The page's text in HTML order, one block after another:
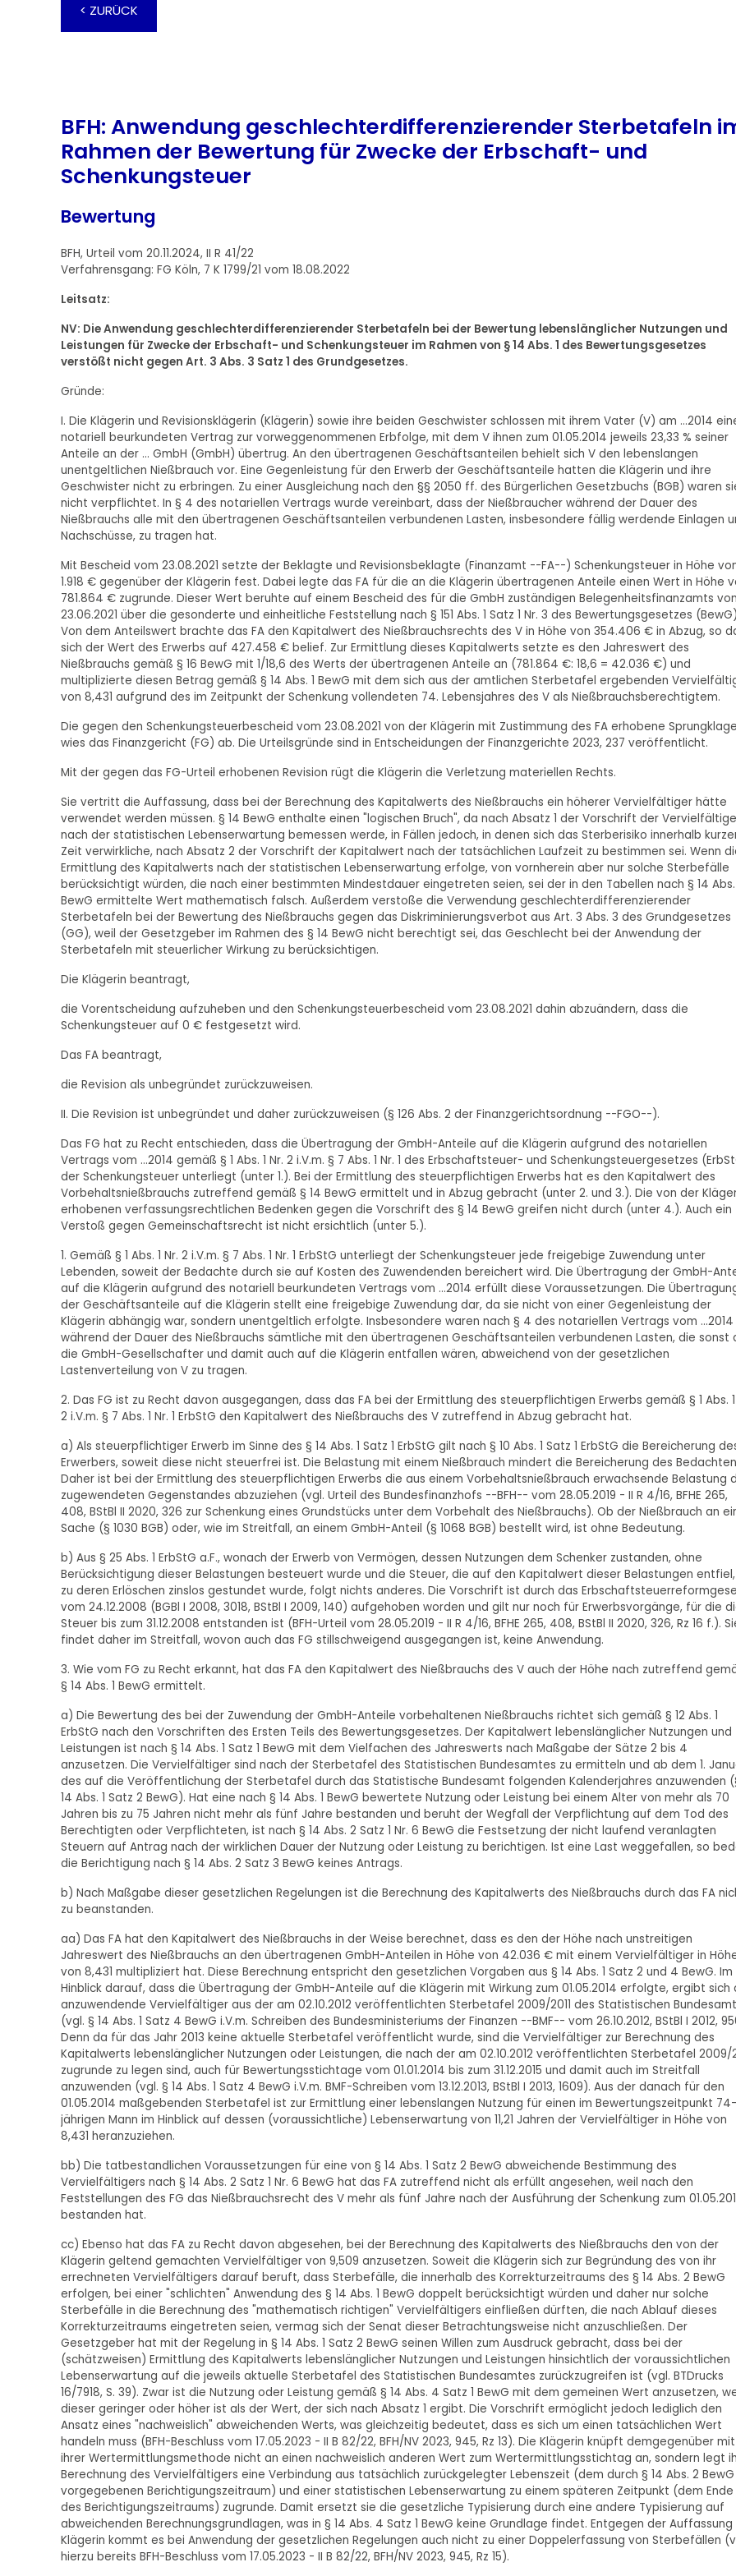
< ZURÜCK
BFH: Anwendung geschlechterdifferenzierender Sterbetafeln
Rahmen der Bewertung für Zwecke der Erbschaft- und
Schenkungsteuer
Bewertung
BFH, Urteil vom 20.11.2024, II R 41/22
Verfahrensgang: FG Köln, 7 K 1799/21 vom 18.08.2022
Leitsatz:
NV: Die Anwendung geschlechterdifferenzierender Sterbetafeln bei der Bewertung lebenslänglicher Nutzungen und
Leistungen für Zwecke der Erbschaft- und Schenkungsteuer im Rahmen von § 14 Abs. 1 des Bewertungsgesetzes
verstößt nicht gegen Art. 3 Abs. 3 Satz 1 des Grundgesetzes.
Gründe:
I. Die Klägerin und Revisionsklägerin (Klägerin) sowie ihre beiden Geschwister schlossen mit ihrem Vater (V) am ...2014
notariell beurkundeten Vertrag zur vorweggenommenen Erbfolge, mit dem V ihnen zum 01.05.2014 jeweils 23,33 % seiner
Anteile an der ... GmbH (GmbH) übertrug. An den übertragenen Geschäftsanteilen behielt sich V den lebenslangen
unentgeltlichen Nießbrauch vor. Eine Gegenleistung für den Erwerb der Geschäftsanteile hatten die Klägerin und ihre
Geschwister nicht zu erbringen. Zu einer Ausgleichung nach den §§ 2050 ff. des Bürgerlichen Gesetzbuchs (BGB) waren
nicht verpflichtet. In § 4 des notariellen Vertrags wurde vereinbart, dass der Nießbraucher während der Dauer des
Nießbrauchs alle mit den übertragenen Geschäftsanteilen verbundenen Lasten, insbesondere fällig werdende Einlagen
Nachschüsse, zu tragen hat.
Mit Bescheid vom 23.08.2021 setzte der Beklagte und Revisionsbeklagte (Finanzamt --FA--) Schenkungsteuer in Höhe
1.918 € gegenüber der Klägerin fest. Dabei legte das FA für die an die Klägerin übertragenen Anteile einen Wert in Höhe
781.864 € zugrunde. Dieser Wert beruhte auf einem Bescheid des für die GmbH zuständigen Belegenheitsfinanzamts
23.06.2021 über die gesonderte und einheitliche Feststellung nach § 151 Abs. 1 Satz 1 Nr. 3 des Bewertungsgesetzes
Von dem Anteilswert brachte das FA den Kapitalwert des Nießbrauchsrechts des V in Höhe von 354.406 € in Abzug, so
sich der Wert des Erwerbs auf 427.458 € belief. Zur Ermittlung dieses Kapitalwerts setzte es den Jahreswert des
Nießbrauchs gemäß § 16 BewG mit 1/18,6 des Werts der übertragenen Anteile an (781.864 €: 18,6 = 42.036 €) und
multiplizierte diesen Betrag gemäß § 14 Abs. 1 BewG mit dem sich aus der amtlichen Sterbetafel ergebenden
von 8,431 aufgrund des im Zeitpunkt der Schenkung vollendeten 74. Lebensjahres des V als Nießbrauchsberechtigtem.
Die gegen den Schenkungsteuerbescheid vom 23.08.2021 von der Klägerin mit Zustimmung des FA erhobene Sprungklage
wies das Finanzgericht (FG) ab. Die Urteilsgründe sind in Entscheidungen der Finanzgerichte 2023, 237 veröffentlicht.
Mit der gegen das FG-Urteil erhobenen Revision rügt die Klägerin die Verletzung materiellen Rechts.
Sie vertritt die Auffassung, dass bei der Berechnung des Kapitalwerts des Nießbrauchs ein höherer Vervielfältiger hätte
verwendet werden müssen. § 14 BewG enthalte einen "logischen Bruch", da nach Absatz 1 der Vorschrift der
nach der statistischen Lebenserwartung bemessen werde, in Fällen jedoch, in denen sich das Sterberisiko innerhalb
Zeit verwirkliche, nach Absatz 2 der Vorschrift der Kapitalwert nach der tatsächlichen Laufzeit zu bestimmen sei. Wenn
Ermittlung des Kapitalwerts nach der statistischen Lebenserwartung erfolge, von vornherein aber nur solche Sterbefälle
berücksichtigt würden, die nach einer bestimmten Mindestdauer eingetreten seien, sei der in den Tabellen nach § 14 Abs.
BewG ermittelte Wert mathematisch falsch. Außerdem verstoße die Verwendung geschlechterdifferenzierender
Sterbetafeln bei der Bewertung des Nießbrauchs gegen das Diskriminierungsverbot aus Art. 3 Abs. 3 des Grundgesetzes
(GG), weil der Gesetzgeber im Rahmen des § 14 BewG nicht berechtigt sei, das Geschlecht bei der Anwendung der
Sterbetafeln mit steuerlicher Wirkung zu berücksichtigen.
Die Klägerin beantragt,
die Vorentscheidung aufzuheben und den Schenkungsteuerbescheid vom 23.08.2021 dahin abzuändern, dass die
Schenkungsteuer auf 0 € festgesetzt wird.
Das FA beantragt,
die Revision als unbegründet zurückzuweisen.
II. Die Revision ist unbegründet und daher zurückzuweisen (§ 126 Abs. 2 der Finanzgerichtsordnung --FGO--).
Das FG hat zu Recht entschieden, dass die Übertragung der GmbH-Anteile auf die Klägerin aufgrund des notariellen
Vertrags vom ...2014 gemäß § 1 Abs. 1 Nr. 2 i.V.m. § 7 Abs. 1 Nr. 1 des Erbschaftsteuer- und Schenkungsteuergesetzes
der Schenkungsteuer unterliegt (unter 1.). Bei der Ermittlung des steuerpflichtigen Erwerbs hat es den Kapitalwert des
Vorbehaltsnießbrauchs zutreffend gemäß § 14 BewG ermittelt und in Abzug gebracht (unter 2. und 3.). Die von der
erhobenen verfassungsrechtlichen Bedenken gegen die Vorschrift des § 14 BewG greifen nicht durch (unter 4.). Auch ein
Verstoß gegen Gemeinschaftsrecht ist nicht ersichtlich (unter 5.).
1. Gemäß § 1 Abs. 1 Nr. 2 i.V.m. § 7 Abs. 1 Nr. 1 ErbStG unterliegt der Schenkungsteuer jede freigebige Zuwendung unter
Lebenden, soweit der Bedachte durch sie auf Kosten des Zuwendenden bereichert wird. Die Übertragung der GmbH-
auf die Klägerin aufgrund des notariell beurkundeten Vertrags vom ...2014 erfüllt diese Voraussetzungen. Die
der Geschäftsanteile auf die Klägerin stellt eine freigebige Zuwendung dar, da sie nicht von einer Gegenleistung der
Klägerin abhängig war, sondern unentgeltlich erfolgte. Insbesondere waren nach § 4 des notariellen Vertrags vom ...2014
während der Dauer des Nießbrauchs sämtliche mit den übertragenen Geschäftsanteilen verbundenen Lasten, die sonst
die GmbH-Gesellschafter und damit auch auf die Klägerin entfallen wären, abweichend von der gesetzlichen
Lastenverteilung von V zu tragen.
2. Das FG ist zu Recht davon ausgegangen, dass das FA bei der Ermittlung des steuerpflichtigen Erwerbs gemäß § 1 Abs. 1
2 i.V.m. § 7 Abs. 1 Nr. 1 ErbStG den Kapitalwert des Nießbrauchs des V zutreffend in Abzug gebracht hat.
a) Als steuerpflichtiger Erwerb im Sinne des § 14 Abs. 1 Satz 1 ErbStG gilt nach § 10 Abs. 1 Satz 1 ErbStG die Bereicherung
Erwerbers, soweit diese nicht steuerfrei ist. Die Belastung mit einem Nießbrauch mindert die Bereicherung des
Daher ist bei der Ermittlung des steuerpflichtigen Erwerbs die aus einem Vorbehaltsnießbrauch erwachsende Belastung
zugewendeten Gegenstandes abzuziehen (vgl. Urteil des Bundesfinanzhofs --BFH-- vom 28.05.2019 - II R 4/16, BFHE 265,
408, BStBl II 2020, 326 zur Schenkung eines Grundstücks unter dem Vorbehalt des Nießbrauchs). Ob der Nießbrauch an
Sache (§ 1030 BGB) oder, wie im Streitfall, an einem GmbH-Anteil (§ 1068 BGB) bestellt wird, ist ohne Bedeutung.
b) Aus § 25 Abs. 1 ErbStG a.F., wonach der Erwerb von Vermögen, dessen Nutzungen dem Schenker zustanden, ohne
Berücksichtigung dieser Belastungen besteuert wurde und die Steuer, die auf den Kapitalwert dieser Belastungen
zu deren Erlöschen zinslos gestundet wurde, folgt nichts anderes. Die Vorschrift ist durch das
vom 24.12.2008 (BGBl I 2008, 3018, BStBl I 2009, 140) aufgehoben worden und gilt nur noch für Erwerbsvorgänge, für die
Steuer bis zum 31.12.2008 entstanden ist (BFH-Urteil vom 28.05.2019 - II R 4/16, BFHE 265, 408, BStBl II 2020, 326, Rz 16 f.).
findet daher im Streitfall, wovon auch das FG stillschweigend ausgegangen ist, keine Anwendung.
3. Wie vom FG zu Recht erkannt, hat das FA den Kapitalwert des Nießbrauchs des V auch der Höhe nach zutreffend
§ 14 Abs. 1 BewG ermittelt.
a) Die Bewertung des bei der Zuwendung der GmbH-Anteile vorbehaltenen Nießbrauchs richtet sich gemäß § 12 Abs. 1
ErbStG nach den Vorschriften des Ersten Teils des Bewertungsgesetzes. Der Kapitalwert lebenslänglicher Nutzungen und
Leistungen ist nach § 14 Abs. 1 Satz 1 BewG mit dem Vielfachen des Jahreswerts nach Maßgabe der Sätze 2 bis 4
anzusetzen. Die Vervielfältiger sind nach der Sterbetafel des Statistischen Bundesamtes zu ermitteln und ab dem 1.
des auf die Veröffentlichung der Sterbetafel durch das Statistische Bundesamt folgenden Kalenderjahres anzuwenden
14 Abs. 1 Satz 2 BewG). Hat eine nach § 14 Abs. 1 BewG bewertete Nutzung oder Leistung bei einem Alter von mehr als 70
Jahren bis zu 75 Jahren nicht mehr als fünf Jahre bestanden und beruht der Wegfall der Verpflichtung auf dem Tod des
Berechtigten oder Verpflichteten, ist nach § 14 Abs. 2 Satz 1 Nr. 6 BewG die Festsetzung der nicht laufend veranlagten
Steuern auf Antrag nach der wirklichen Dauer der Nutzung oder Leistung zu berichtigen. Ist eine Last weggefallen, so
die Berichtigung nach § 14 Abs. 2 Satz 3 BewG keines Antrags.
b) Nach Maßgabe dieser gesetzlichen Regelungen ist die Berechnung des Kapitalwerts des Nießbrauchs durch das FA
zu beanstanden.
aa) Das FA hat den Kapitalwert des Nießbrauchs in der Weise berechnet, dass es den der Höhe nach unstreitigen
Jahreswert des Nießbrauchs an den übertragenen GmbH-Anteilen in Höhe von 42.036 € mit einem Vervielfältiger in
von 8,431 multipliziert hat. Diese Berechnung entspricht den gesetzlichen Vorgaben aus § 14 Abs. 1 Satz 2 und 4 BewG. Im
Hinblick darauf, dass die Übertragung der GmbH-Anteile auf die Klägerin mit Wirkung zum 01.05.2014 erfolgte, ergibt sich
anzuwendende Vervielfältiger aus der am 02.10.2012 veröffentlichten Sterbetafel 2009/2011 des Statistischen
(vgl. § 14 Abs. 1 Satz 4 BewG i.V.m. Schreiben des Bundesministeriums der Finanzen --BMF-- vom 26.10.2012, BStBl I 2012,
Denn da für das Jahr 2013 keine aktuelle Sterbetafel veröffentlicht wurde, sind die Vervielfältiger zur Berechnung des
Kapitalwerts lebenslänglicher Nutzungen oder Leistungen, die nach der am 02.10.2012 veröffentlichten Sterbetafel 2009/
zugrunde zu legen sind, auch für Bewertungsstichtage vom 01.01.2014 bis zum 31.12.2015 und damit auch im Streitfall
anzuwenden (vgl. § 14 Abs. 1 Satz 4 BewG i.V.m. BMF-Schreiben vom 13.12.2013, BStBl I 2013, 1609). Aus der danach für den
01.05.2014 maßgebenden Sterbetafel ist zur Ermittlung einer lebenslangen Nutzung für einen im Bewertungszeitpunkt 74-
jährigen Mann im Hinblick auf dessen (voraussichtliche) Lebenserwartung von 11,21 Jahren der Vervielfältiger in Höhe von
8,431 heranzuziehen.
bb) Die tatbestandlichen Voraussetzungen für eine von § 14 Abs. 1 Satz 2 BewG abweichende Bestimmung des
Vervielfältigers nach § 14 Abs. 2 Satz 1 Nr. 6 BewG hat das FA zutreffend nicht als erfüllt angesehen, weil nach den
Feststellungen des FG das Nießbrauchsrecht des V mehr als fünf Jahre nach der Ausführung der Schenkung zum
bestanden hat.
cc) Ebenso hat das FA zu Recht davon abgesehen, bei der Berechnung des Kapitalwerts des Nießbrauchs den von der
Klägerin geltend gemachten Vervielfältiger von 9,509 anzusetzen. Soweit die Klägerin sich zur Begründung des von ihr
errechneten Vervielfältigers darauf beruft, dass Sterbefälle, die innerhalb des Korrekturzeitraums des § 14 Abs. 2 BewG
erfolgen, bei einer "schlichten" Anwendung des § 14 Abs. 1 BewG doppelt berücksichtigt würden und daher nur solche
Sterbefälle in die Berechnung des "mathematisch richtigen" Vervielfältigers einfließen dürften, die nach Ablauf dieses
Korrekturzeitraums eingetreten seien, vermag sich der Senat dieser Betrachtungsweise nicht anzuschließen. Der
Gesetzgeber hat mit der Regelung in § 14 Abs. 1 Satz 2 BewG seinen Willen zum Ausdruck gebracht, dass bei der
(schätzweisen) Ermittlung des Kapitalwerts lebenslänglicher Nutzungen und Leistungen hinsichtlich der voraussichtlichen
Lebenserwartung auf die jeweils aktuelle Sterbetafel des Statistischen Bundesamtes zurückzugreifen ist (vgl. BTDrucks
16/7918, S. 39). Zwar ist die Nutzung oder Leistung gemäß § 14 Abs. 4 Satz 1 BewG mit dem gemeinen Wert anzusetzen,
dieser geringer oder höher ist als der Wert, der sich nach Absatz 1 ergibt. Die Vorschrift ermöglicht jedoch lediglich den
Ansatz eines "nachweislich" abweichenden Werts, was gleichzeitig bedeutet, dass es sich um einen tatsächlichen Wert
handeln muss (BFH-Beschluss vom 17.05.2023 - II B 82/22, BFH/NV 2023, 945, Rz 13). Die Klägerin knüpft demgegenüber mit
ihrer Wertermittlungsmethode nicht an einen nachweislich anderen Wert zum Wertermittlungsstichtag an, sondern legt
Berechnung des Vervielfältigers eine Verbindung aus tatsächlich zurückgelegter Lebenszeit (dem durch § 14 Abs. 2 BewG
vorgegebenen Berichtigungszeitraum) und einer statistischen Lebenserwartung zu einem späteren Zeitpunkt (dem Ende
des Berichtigungszeitraums) zugrunde. Damit ersetzt sie die gesetzliche Typisierung durch eine andere Typisierung auf
abweichenden Berechnungsgrundlagen, was in § 14 Abs. 4 Satz 1 BewG keine Grundlage findet. Entgegen der
Klägerin kommt es bei Anwendung der gesetzlichen Regelungen auch nicht zu einer Doppelerfassung von Sterbefällen
hierzu bereits BFH-Beschluss vom 17.05.2023 - II B 82/22, BFH/NV 2023, 945, Rz 15).